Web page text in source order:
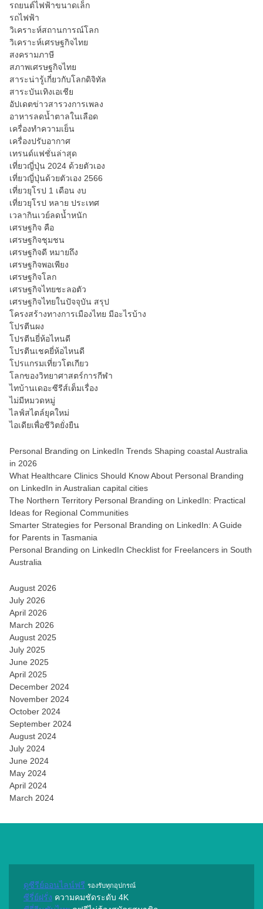
รถยนต์ไฟฟ้าขนาดเล็ก
รถไฟฟ้า
วิเคราะห์สถานการณ์โลก
วิเคราะห์เศรษฐกิจไทย
สงครามภาษี
สภาพเศรษฐกิจไทย
สาระน่ารู้เกี่ยวกับโลกดิจิทัล
สาระบันเทิงเอเชีย
อัปเดตข่าวสารวงการเพลง
อาหารลดน้ำตาลในเลือด
เครื่องทำความเย็น
เครื่องปรับอากาศ
เทรนด์แฟชั่นล่าสุด
เที่ยวญี่ปุ่น 2024 ด้วยตัวเอง
เที่ยวญี่ปุ่นด้วยตัวเอง 2566
เที่ยวยุโรป 1 เดือน งบ
เที่ยวยุโรป หลาย ประเทศ
เวลากินเวย์ลดน้ำหนัก
เศรษฐกิจ คือ
เศรษฐกิจชุมชน
เศรษฐกิจดี หมายถึง
เศรษฐกิจพอเพียง
เศรษฐกิจโลก
เศรษฐกิจไทยชะลอตัว
เศรษฐกิจไทยในปัจจุบัน สรุป
โครงสร้างทางการเมืองไทย มีอะไรบ้าง
โปรตีนผง
โปรตีนยี่ห้อไหนดี
โปรตีนเชคยี่ห้อไหนดี
โปรแกรมเที่ยวโตเกียว
โลกของวิทยาศาสตร์การกีฬา
ไทบ้านเดอะซีรีส์เต็มเรื่อง
ไม่มีหมวดหมู่
ไลฟ์สไตล์ยุคใหม่
ไอเดียเพื่อชีวิตยั่งยืน
Personal Branding on LinkedIn Trends Shaping coastal Australia
in 2026
What Healthcare Clinics Should Know About Personal Branding
on LinkedIn in Australian capital cities
The Northern Territory Personal Branding on LinkedIn: Practical
Ideas for Regional Communities
Smarter Strategies for Personal Branding on LinkedIn: A Guide
for Parents in Tasmania
Personal Branding on LinkedIn Checklist for Freelancers in South
Australia
August 2026
July 2026
April 2026
March 2026
August 2025
July 2025
June 2025
April 2025
December 2024
November 2024
October 2024
September 2024
August 2024
July 2024
June 2024
May 2024
April 2024
March 2024
ดูซีรีย์ออนไลน์ฟรี รองรับทุกอุปกรณ์
ซีรี่ย์ฝรั่ง ความคมชัดระดับ 4K